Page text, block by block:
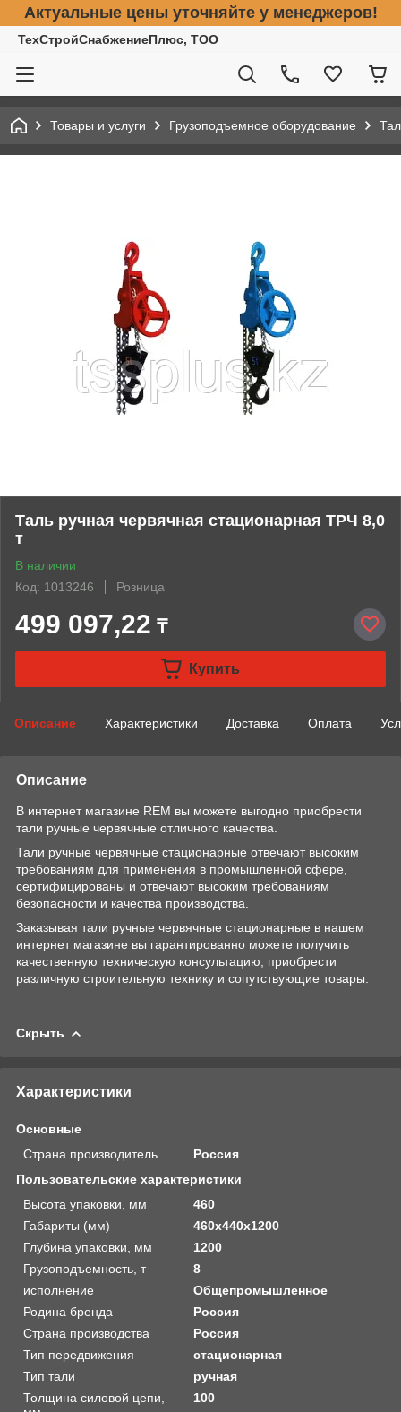
Актуальные цены уточняйте у менеджеров!
ТехСтройСнабжениеПлюс, ТОО
Товары и услуги Грузоподъемное оборудование
Таль ручная червячная стационарная ТРЧ 8,0
т
В наличии
Код: 1013246
Розница
499 097,22 ₸
Купить
Описание Характеристики Доставка Оплата
Описание
В интернет магазине REM вы можете выгодно приобрести
тали ручные червячные отличного качества.
Тали ручные червячные стационарные отвечают высоким
требованиям для применения в промышленной сфере,
сертифицированы и отвечают высоким требованиям
безопасности и качества производства.
Заказывая тали ручные червячные стационарные в нашем
интернет магазине вы гарантированно можете получить
качественную техническую консультацию, приобрести
различную строительную технику и сопутствующие товары.
Скрыть
Характеристики
Основные
Страна производитель
Россия
Пользовательские характеристики
Высота упаковки, мм
460
Габариты (мм)
460x440x1200
Глубина упаковки, мм
1200
Грузоподъемность, т
8
исполнение
Общепромышленное
Родина бренда
Россия
Страна производства
Россия
Тип передвижения
стационарная
Тип тали
ручная
Толщина силовой цепи,
100